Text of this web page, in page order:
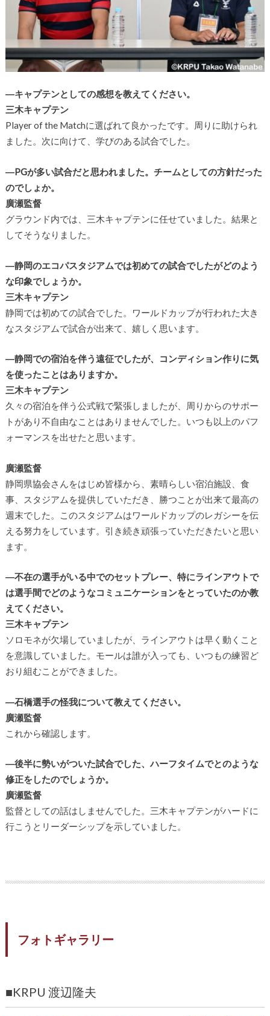
―キャプテンとしての感想を教えてください。
三木キャプテン
Player of the Matchに選ばれて良かったです。周りに助けられ
ました。次に向けて、学びのある試合でした。
―PGが多い試合だと思われました。チームとしての方針だった
のでしょか。
廣瀬監督
グラウンド内では、三木キャプテンに任せていました。結果と
してそうなりました。
―静岡のエコパスタジアムでは初めての試合でしたがどのよう
な印象でしょうか。
三木キャプテン
静岡では初めての試合でした。ワールドカップが行われた大き
なスタジアムで試合が出来て、嬉しく思います。
―静岡での宿泊を伴う遠征でしたが、コンディション作りに気
を使ったことはありますか。
三木キャプテン
久々の宿泊を伴う公式戦で緊張しましたが、周りからのサポー
トがあり不自由なことはありませんでした。いつも以上のパフ
ォーマンスを出せたと思います。
廣瀬監督
静岡県協会さんをはじめ皆様から、素晴らしい宿泊施設、食
事、スタジアムを提供していただき、勝つことが出来て最高の
週末でした。このスタジアムはワールドカップのレガシーを伝
える努力をしています。引き続き頑張っていただきたいと思い
ます。
―不在の選手がいる中でのセットプレー、特にラインアウトで
は選手間でどのようなコミュニケーションをとっていたのか教
えてください。
三木キャプテン
ソロモネが欠場していましたが、ラインアウトは早く動くこと
を意識していました。モールは誰が入っても、いつもの練習ど
おり組むことができました。
―石橋選手の怪我について教えてください。
廣瀬監督
これから確認します。
―後半に勢いがついた試合でした、ハーフタイムでとのような
修正をしたのでしょうか。
廣瀬監督
監督としての話はしませんでした。三木キャプテンがハードに
行こうとリーダーシップを示していました。
フォトギャラリー
■KRPU 渡辺隆夫